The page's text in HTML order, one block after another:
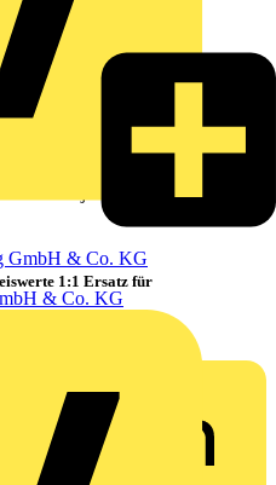
GmbH & Co. KG
& Co. KG
eines jeden...
1:1 Ersatz für